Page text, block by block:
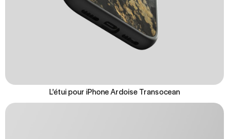
L'étui pour iPhone Ardoise Transocean